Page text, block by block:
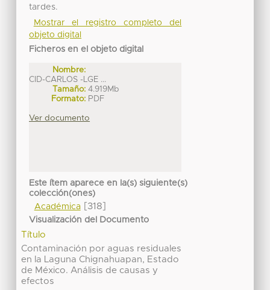
tardes.
Mostrar el registro completo del
objeto digital
Ficheros en el objeto digital
Nombre:
CID-CARLOS -LGE ...
Tamaño: 4.919Mb
Formato: PDF
Ver documento
Este ítem aparece en la(s) siguiente(s)
colección(ones)
Académica[318]
Visualización del Documento
Título
Contaminación por aguas residuales
en la Laguna Chignahuapan, Estado
de México. Análisis de causas y
efectos